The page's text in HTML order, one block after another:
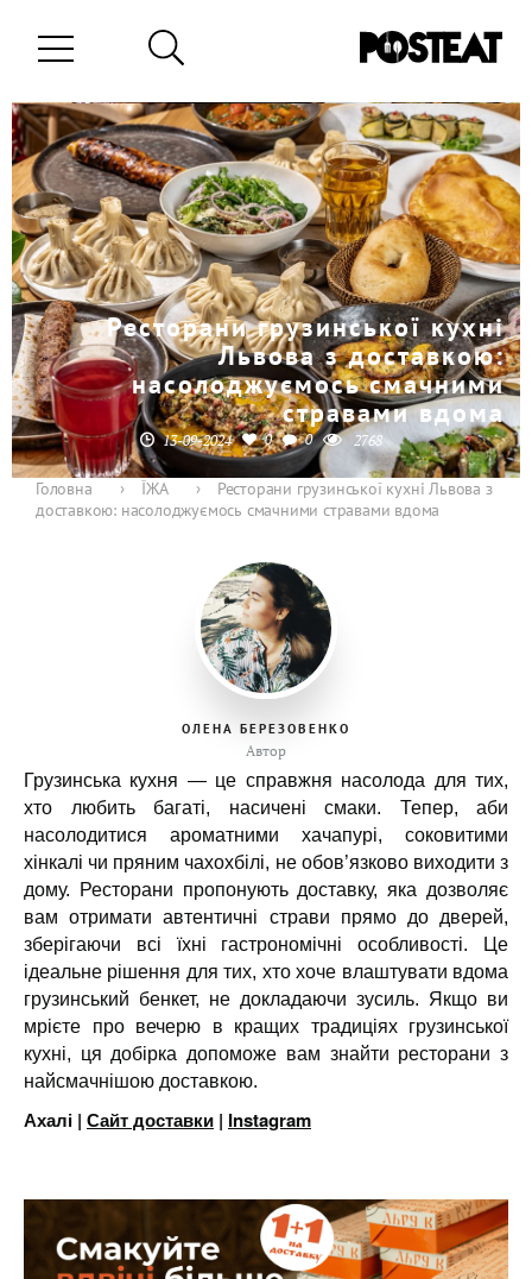
Ресторани грузинської кухні
Львова з доставкою:
насолоджуємось смачними
стравами вдома
13-09-2024 0 0 2768
Головна › ЇЖА ›
Ресторани грузинської кухні Львова з
доставкою: насолоджуємось смачними стравами вдома
ОЛЕНА БЕРЕЗОВЕНКО
Автор
Грузинська кухня — це справжня насолода для тих,
хто любить багаті, насичені смаки. Тепер, аби
насолодитися ароматними хачапурі, соковитими
хінкалі чи пряним чахохбілі, не обов’язково виходити з
дому. Ресторани пропонують доставку, яка дозволяє
вам отримати автентичні страви прямо до дверей,
зберігаючи всі їхні гастрономічні особливості. Це
ідеальне рішення для тих, хто хоче влаштувати вдома
грузинський бенкет, не докладаючи зусиль. Якщо ви
мрієте про вечерю в кращих традиціях грузинської
кухні, ця добірка допоможе вам знайти ресторани з
найсмачнішою доставкою.
Ахалі | Сайт доставки | Instagram